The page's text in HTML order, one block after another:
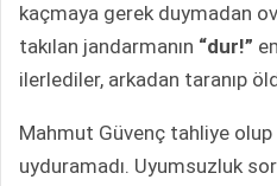
kaçmaya gerek duymadan
takılan jandarmanın “dur!”
ilerlediler, arkadan taranıp
Mahmut Güvenç tahliye
uyduramadı. Uyumsuzluk